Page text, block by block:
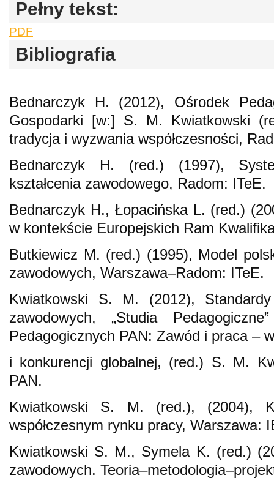
Pełny tekst:
PDF
Bibliografia
Bednarczyk H. (2012), Ośrodek
Gospodarki [w:] S. M. Kwiatkowski
tradycja i wyzwania współczesności,
Bednarczyk H. (red.) (1997),
kształcenia zawodowego, Radom: ITeE.
Bednarczyk H., Łopacińska L. (red.)
w kontekście Europejskich Ram
Butkiewicz M. (red.) (1995), Model
zawodowych, Warszawa–Radom: ITeE.
Kwiatkowski S. M. (2012),
zawodowych, „Studia
Pedagogicznych PAN: Zawód i praca –
i konkurencji globalnej, (red.) S. M.
PAN.
Kwiatkowski S. M. (red.), (2004),
współczesnym rynku pracy, Warszawa:
Kwiatkowski S. M., Symela K. (red.)
zawodowych.